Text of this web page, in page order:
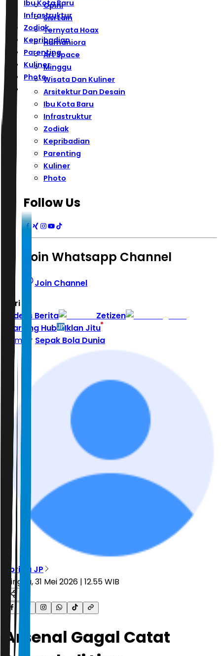
Ibu Kota Baru
Infrastruktur
Zodiak
Kepribadian
Parenting
Kuliner
Photo
Opini
Sisi Lain
Ternyata Hoax
Humaniora
Art Space
Minggu
Wisata Dan Kuliner
Arsitektur Dan Desain
Ibu Kota Baru
Infrastruktur
Zodiak
Kepribadian
Parenting
Kuliner
Photo
Follow Us
Join Whatsapp Channel
Join Channel
Hari ini
Indeks Berita
Zetizen
Learning Hub
Iklan Jitu
Home
Sepak Bola Dunia
Aprillia JP
Minggu, 31 Mei 2026 | 12.55 WIB
Arsenal Gagal Catat